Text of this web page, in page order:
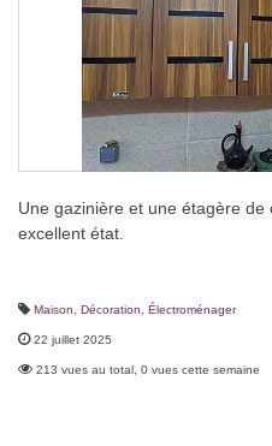
Une gazinière et une étagère de
excellent état.
Maison, Décoration Électroménager
22 juillet 2025
213 vues au total, 0 vues cette semaine